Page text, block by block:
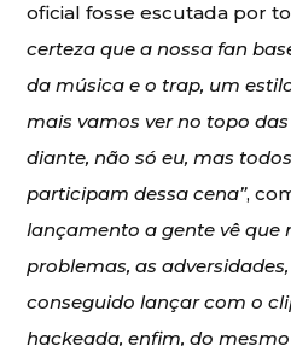
oficial fosse escutada por
certeza que a nossa fan
da música e o trap, um
mais vamos ver no topo
diante, não só eu, mas
participam dessa cena”,
lançamento a gente vê que
problemas, as
conseguido lançar com o
hackeada, enfim, do